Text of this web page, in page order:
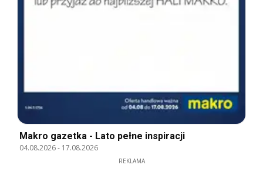
Makro gazetka - Lato pełne inspiracji
04.08.2026- 17.08.2026
REKLAMA